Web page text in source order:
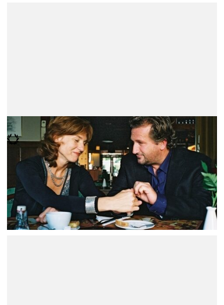
Nau de Ouro - Melhor Filme
Stages
Mijke de Jong
Mais informação